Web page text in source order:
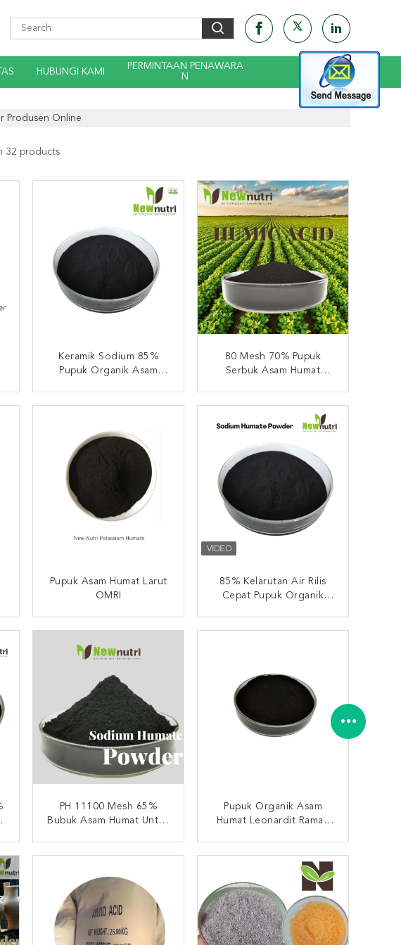
HUBUNGI KAMI
PERMINTAAN PENAWARA
N
Produsen Online
32 products
Keramik Sodium 85%
Pupuk Organik Asam
HUBUNGI SEKARANG
80 Mesh 70% Pupuk
Serbuk Asam Humat
HUBUNGI SEKARANG
Pupuk Asam Humat Larut
OMRI
HUBUNGI SEKARANG
85% Kelarutan Air Rilis
Cepat Pupuk Organik
HUBUNGI SEKARANG
PH 11100 Mesh 65%
Bubuk Asam Humat Untuk
HUBUNGI SEKARANG
Pupuk Organik Asam
Humat Leonardit Ramah
HUBUNGI SEKARANG